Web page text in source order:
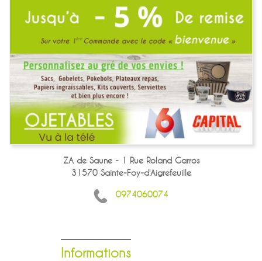
ZA de Saune - 1 Rue Roland Garros
31570 Sainte-Foy-d'Aigrefeuille
0974060074
Informations